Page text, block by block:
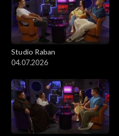
Studio Raban
04.07.2026